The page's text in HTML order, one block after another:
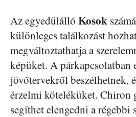
Az egyedülálló Kosok
különleges találkozást
megváltoztathatja a
képüket. A párkapcsolatban
jövőtervekről beszélhetnek,
érzelmi köteléküket. Chiron
segíthet elengedni a régebbi